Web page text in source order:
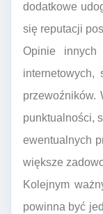
dodatkowe
się reputacji
Opinie innych
internetowych,
przewoźników.
punktualności,
ewentualnych
większe
Kolejnym
powinna być